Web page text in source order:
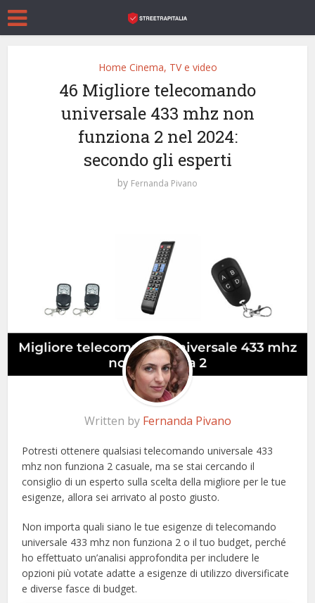
Home Cinema, TV e video
46 Migliore telecomando
universale 433 mhz non
funziona 2 nel 2024:
secondo gli esperti
by Fernanda Pivano
Written by Fernanda Pivano
Potresti ottenere qualsiasi telecomando universale 433
mhz non funziona 2 casuale, ma se stai cercando il
consiglio di un esperto sulla scelta della migliore per le tue
esigenze, allora sei arrivato al posto giusto.
Non importa quali siano le tue esigenze di telecomando
universale 433 mhz non funziona 2 o il tuo budget, perché
ho effettuato un’analisi approfondita per includere le
opzioni più votate adatte a esigenze di utilizzo diversificate
e diverse fasce di budget.